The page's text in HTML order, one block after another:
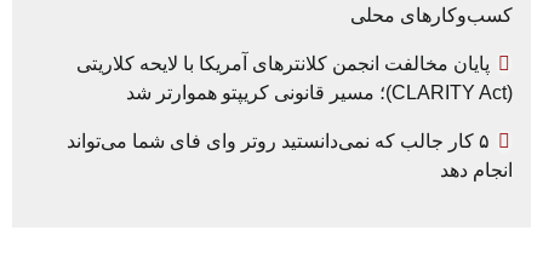
کسب‌وکارهای محلی
پایان مخالفت انجمن کلانترهای آمریکا با لایحه کلاریتی
(CLARITY Act)؛ مسیر قانونی کریپتو هموارتر شد
۵ کار جالب که نمی‌دانستید روتر وای فای شما می‌تواند
انجام دهد